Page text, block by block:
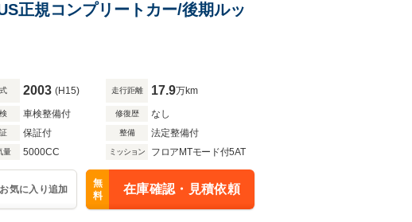
正規コンプリートカー/後期ルッ
2003 (H15) 走行距離 17.9万km
車検整備付 修復歴 なし
保証付 整備 法定整備付
量 5000CC ミッション フロアMTモード付5AT
お気に入り追加
無
料
在庫確認・見積依頼